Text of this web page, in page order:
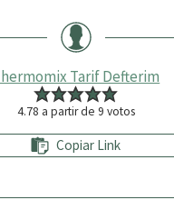
Tarif Defterim
4.78 a partir de 9 votos
Copiar Link